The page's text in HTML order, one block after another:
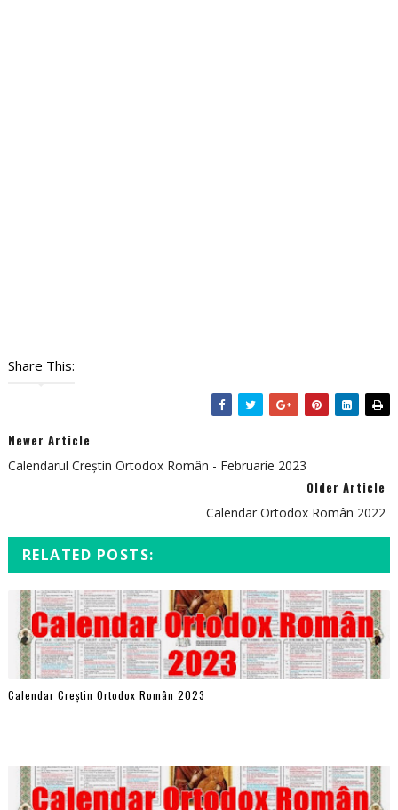
Share This:
Newer Article
Calendarul Creștin Ortodox Român - Februarie 2023
Older Article
Calendar Ortodox Român 2022
RELATED POSTS:
Calendar Creștin Ortodox Român 2023